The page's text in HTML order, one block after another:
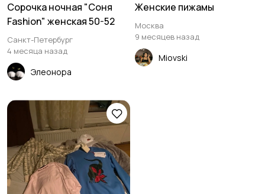
Сорочка ночная "Соня
Fashion" женская 50-52
Санкт-Петербург
4 месяца назад
Элеонора
Женские пижамы
Москва
9 месяцев назад
Miovski